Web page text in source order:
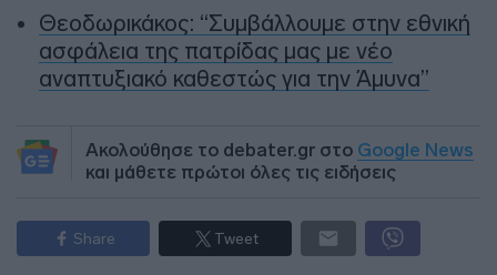
Θεοδωρικάκος: “Συμβάλλουμε στην εθνική
ασφάλεια της πατρίδας μας με νέο
αναπτυξιακό καθεστώς για την Άμυνα”
Ακολούθησε το debater.gr στο Google News
και μάθετε πρώτοι όλες τις ειδήσεις
Share Tweet